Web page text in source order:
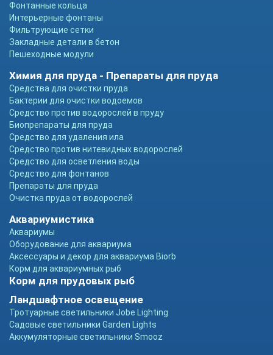
Фонтанные кольца
Интерьерные фонтаны
Фильтрующие сетки
Закладные детали в бетон
Пешеходные модули
Химия для пруда - Препараты для пруда
Средства для очистки пруда
Бактерии для очистки водоемов
Средство против водорослей в пруду
Биопрепараты для пруда
Средство для удаления ила
Средство против нитевидных водорослей
Средство для осветления воды
Средство для фонтанов
Препараты для пруда
Очистка пруда от водорослей
Аквариумистика
Аквариумы
Оборудование для аквариума
Аксессуары и декор для аквариума Biorb
Корм для аквариумных рыб
Корм для прудовых рыб
Ландшафтное освещение
Тротуарные светильники Jobe Lighting
Садовые светильники Garden Lights
Аккумуляторные светильники Smooz